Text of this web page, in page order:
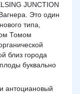
JUNCTION
Это один
типа,
Томом
близ города
буквально
антоциановый